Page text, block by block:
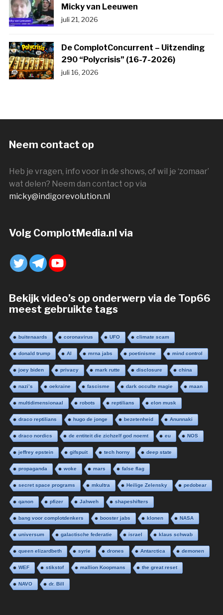
Micky van Leeuwen
juli 21, 2026
De ComplotConcurrent – Uitzending
290 “Polycrisis” (16-7-2026)
juli 16, 2026
Neem contact op
Heb je vragen, info voor in de shows, of wil je ‘zomaar’
wat delen? Neem dan contact op via
micky@indigorevolution.nl
Volg ComplotMedia.nl via
Bekijk video’s op onderwerp via de Top66
meest gebruikte tags
buitenaards coronavirus UFO climate scam
donald trump AI mrna jabs poetinisme mind control
joey biden privacy mark rutte disclosure china
nazi’s oekraine fascisme dark occulte magie maan
multidimensionaal robots reptilians elon musk
draco reptilians hugo de jonge bezetenheid Anunnaki
draco nordics de entiteit die zichzelf god noemt eu NOS
jeffrey epstein gifspuit tech horny deep state
propaganda woke mars false flag
secret space programs mkultra Heilige Zelensky pedobear
qanon pfizer Jahweh shapeshifters
bang voor complotdenkers booster jabs klonen NASA
universum galactische federatie israel klaus schwab
queen elizardbeth syrie drones Antarctica demonen
WEF stikstof mallion Koopmans the great reset
NAVO dr. Bill